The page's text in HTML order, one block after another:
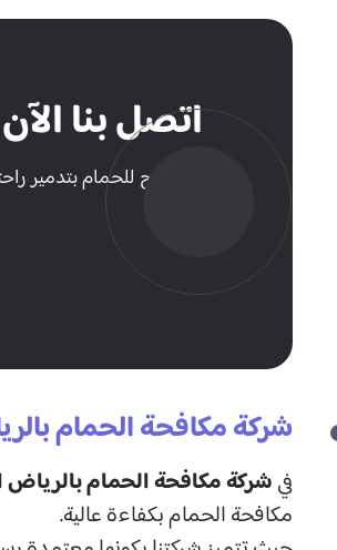
اتصل بنا
لا تسمح للحمام بتدمير
شركة مكافحة الحمام
فيشركة مكافحة الحمام بالرياض
مكافحة الحمام بكفاءة عالية.